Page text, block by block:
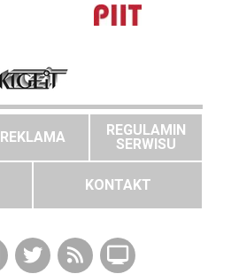
REKLAMA
REGULAMIN
SERWISU
KONTAKT